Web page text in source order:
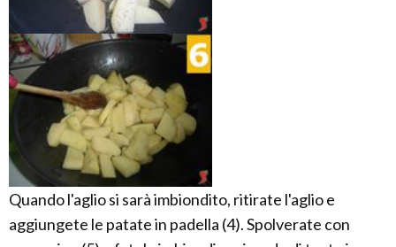
Quando l'aglio si sarà imbiondito, ritirate l'aglio e
aggiungete le patate in padella (4). Spolverate con